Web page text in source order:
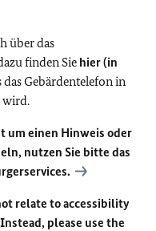
über das
finden Sie hier (in
das Gebärdentelefon in
wird.
um einen Hinweis oder
nutzen Sie bitte das
relate to accessibility
please use the